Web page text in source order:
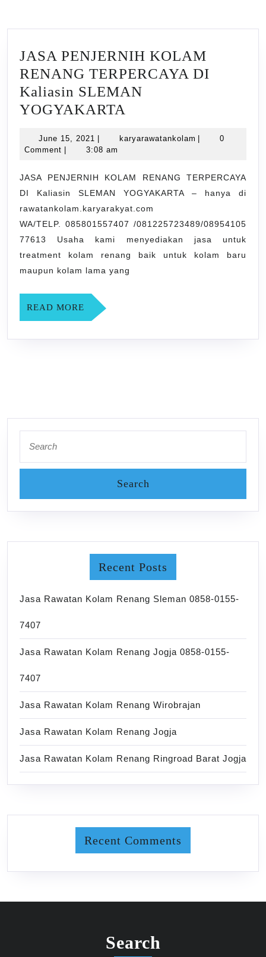
JASA PENJERNIH KOLAM
RENANG TERPERCAYA DI
Kaliasin SLEMAN
YOGYAKARTA
KOLAM
TERPERCAYA
DI
Kaliasin
SLEMAN
YOGYAKARTA
June 15, 2021 June
15,
karyarawatankolam
0
Comment
3:08 am
JASA PENJERNIH KOLAM RENANG TERPERCAYA
DI Kaliasin SLEMAN YOGYAKARTA – hanya di
rawatankolam.karyarakyat.com
WA/TELP. 085801557407 /081225723489/08954105
77613 Usaha kami menyediakan jasa untuk
treatment kolam renang baik untuk kolam baru
maupun kolam lama yang
READ MORE READ
MORE
for:
Recent Posts
Jasa Rawatan Kolam Renang Sleman 0858-0155-
7407
Jasa Rawatan Kolam Renang Jogja 0858-0155-
7407
Jasa Rawatan Kolam Renang Wirobrajan
Jasa Rawatan Kolam Renang Jogja
Jasa Rawatan Kolam Renang Ringroad Barat Jogja
Recent Comments
Search